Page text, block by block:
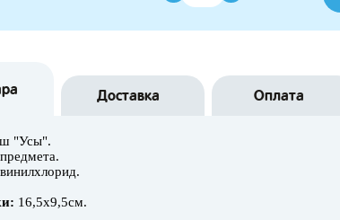
Доставка Оплата
"Усы".
16,5х9,5см.